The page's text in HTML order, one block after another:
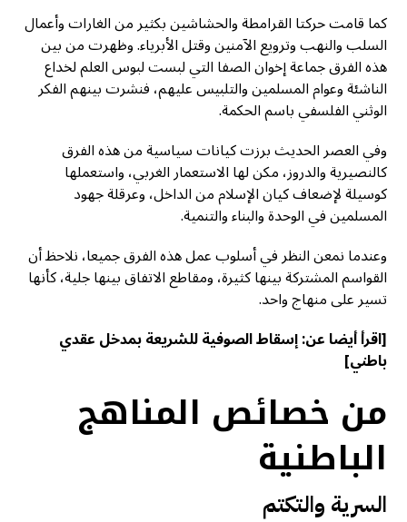
كما قامت حركتا القرامطة والحشاشين بكثير من الغارات وأعمال
السلب والنهب وترويع الآمنين وقتل الأبرياء. وظهرت من بين
هذه الفرق جماعة إخوان الصفا التي لبست لبوس العلم لخداع
الناشئة وعوام المسلمين والتلبيس عليهم، فنشرت بينهم الفكر
الوثني الفلسفي باسم الحكمة.
وفي العصر الحديث برزت كيانات سياسية من هذه الفرق
كالنصيرية والدروز، مكن لها الاستعمار الغربي، واستعملها
كوسيلة لإضعاف كيان الإسلام من الداخل، وعرقلة جهود
المسلمين في الوحدة والبناء والتنمية.
وعندما نمعن النظر في أسلوب عمل هذه الفرق جميعا، نلاحظ أن
القواسم المشتركة بينها كثيرة، ومقاطع الاتفاق بينها جلية، كأنها
تسير على منهاج واحد.
[اقرأ أيضا عن:إسقاط الصوفية للشريعة بمدخل عقدي
باطني]
من خصائص المناهج
الباطنية
السرية والتكتم